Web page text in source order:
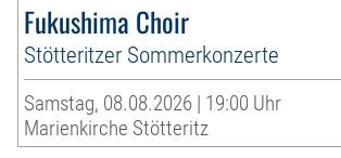
Fukushima Choir
Stötteritzer Sommerkonzerte
Samstag, 08.08.2026 | 19:00 Uhr
Marienkirche Stötteritz